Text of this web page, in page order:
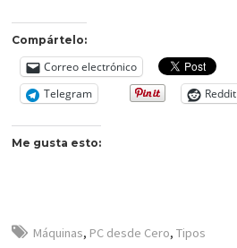
Compártelo:
Correo electrónico
Telegram
Reddit
Me gusta esto:
Máquinas, PC desde Cero,Tipos